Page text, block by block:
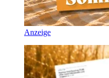
Anzeige